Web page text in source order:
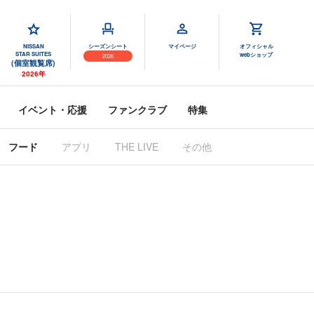
NISSAN
STAR SUITES
(個室観覧席)
2026年
シーズンシート
2026
マイページ
オフィシャル
webショップ
イベント・応援 ファンクラブ 特集
フード アプリ THE LIVE その他